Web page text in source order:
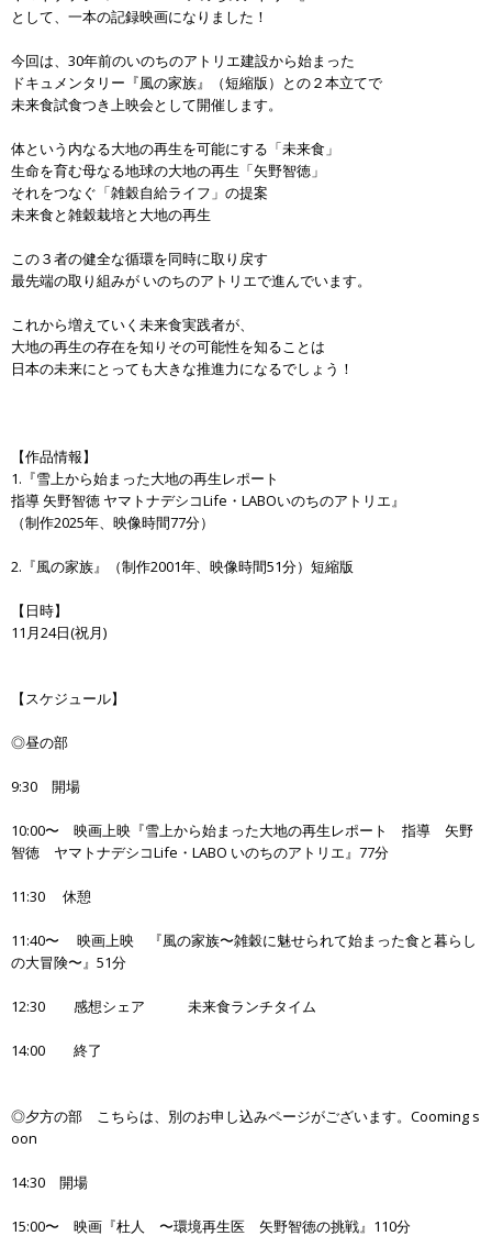
として、一本の記録映画になりました！
今回は、30年前のいのちのアトリエ建設から始まった
ドキュメンタリー『風の家族』（短縮版）との２本立てで
未来食試食つき上映会として開催します。
体という内なる大地の再生を可能にする「未来食」
生命を育む母なる地球の大地の再生「矢野智徳」
それをつなぐ「雑穀自給ライフ」の提案
未来食と雑穀栽培と大地の再生
この３者の健全な循環を同時に取り戻す
最先端の取り組みが いのちのアトリエで進んでいます。
これから増えていく未来食実践者が、
大地の再生の存在を知りその可能性を知ることは
日本の未来にとっても大きな推進力になるでしょう！
【作品情報】
1.『雪上から始まった大地の再生レポート
指導 矢野智徳 ヤマトナデシコLife・LABOいのちのアトリエ』
（制作2025年、映像時間77分）
2.『風の家族』（制作2001年、映像時間51分）短縮版
【日時】
11月24日(祝月)
【スケジュール】
◎昼の部
9:30 開場
10:00〜 映画上映『雪上から始まった大地の再生レポート 指導 矢野
智徳 ヤマトナデシコLife・LABO いのちのアトリエ』77分
11:30 休憩
11:40〜 映画上映 『風の家族〜雑穀に魅せられて始まった食と暮らし
の大冒険〜』51分
12:30 感想シェア 未来食ランチタイム
14:00 終了
◎夕方の部 こちらは、別のお申し込みページがございます。Cooming s
oon
14:30 開場
15:00〜 映画『杜人 〜環境再生医 矢野智徳の挑戦』110分